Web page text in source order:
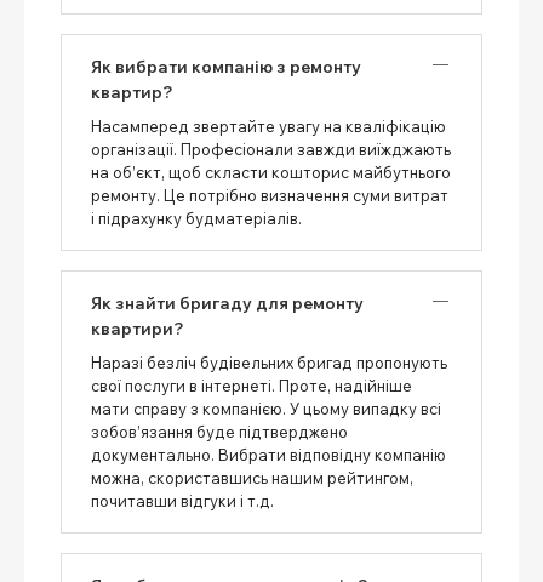
Як вибрати компанію з ремонту
квартир?
Насамперед звертайте увагу на кваліфікацію
організації. Професіонали завжди виїжджають
на об’єкт, щоб скласти кошторис майбутнього
ремонту. Це потрібно визначення суми витрат
і підрахунку будматеріалів.
Як знайти бригаду для ремонту
квартири?
Наразі безліч будівельних бригад пропонують
свої послуги в інтернеті. Проте, надійніше
мати справу з компанією. У цьому випадку всі
зобов’язання буде підтверджено
документально. Вибрати відповідну компанію
можна, скориставшись нашим рейтингом,
почитавши відгуки і т.д.